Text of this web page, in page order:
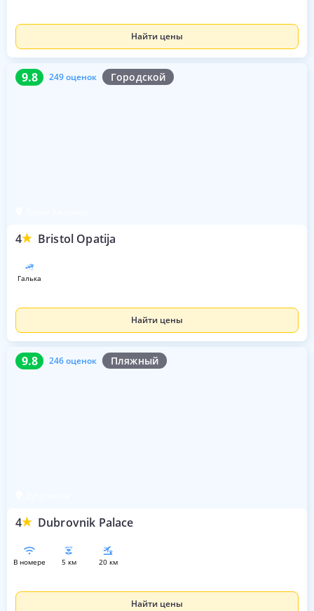
Найти цены
9.8 249 оценок Городской
4 Bristol Opatija
9.8 249 оценок
галька
Найти цены
9.8 246 оценок Пляжный
4 Dubrovnik Palace
9.8 246 оценок
в номере 5 км 20 км
Найти цены